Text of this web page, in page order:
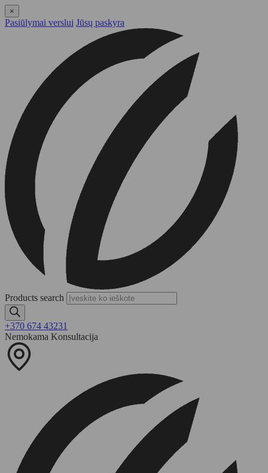
×
Pasiūlymai verslui Jūsų paskyra
Products search
+370 674 43231
Nemokama Konsultacija